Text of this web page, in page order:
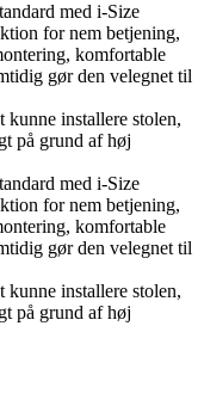
med i-Size
for nem betjening,
komfortable
gør den velegnet til
kunne installere stolen,
på grund af høj
med i-Size
for nem betjening,
komfortable
gør den velegnet til
kunne installere stolen,
på grund af høj